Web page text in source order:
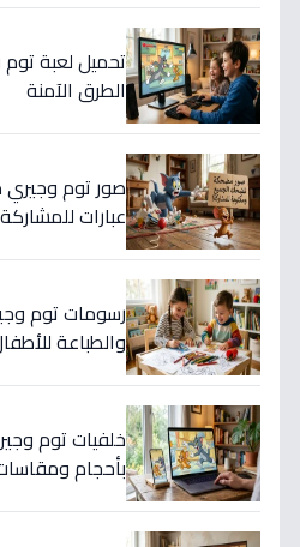
تحميل لعبة توم
الطرق الآمنة
صور توم
عبارات للمشاركة
رسومات توم
والطباعة
خلفيات توم
بأحجام